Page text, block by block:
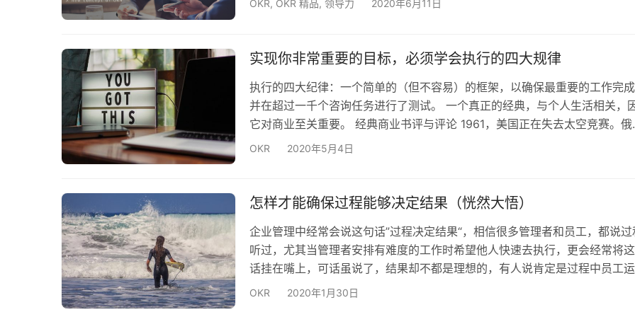
很火的幼儿园卖烧烤的自救行动。同样一个企业想要打破困境、迎难而上，离
OKR, OKR 精品, 领导力 2020年6月11日
实现你非常重要的目标，必须学会执行的四大规律
执行的四大纪律：一个简单的（但不容易）的框架，以确保最重要的工作完成
并在超过一千个咨询任务进行了测试。 一个真正的经典，与个人生活相关，
它对商业至关重要。 经典商业书评与评论 1961，美国正在失去太空竞赛。俄
人在大气中发射了人造卫星、Laika和Yuri Gagarin。 尽管有强大的投资和人
类登上月球并安全返回地球的目标。” –肯…
OKR 2020年5月4日
怎样才能确保过程能够决定结果（恍然大悟）
企业管理中经常会说这句话”过程决定结果“，相信很多管理者和员工，都说过
听过，尤其当管理者安排有难度的工作时希望他人快速去执行，更会经常将
话挂在嘴上，可话虽说了，结果却不都是理想的，有人说肯定是过程中员工运
的方法不对，嗯，这确实是一个原因，但是除此之外还有其他造成结果偏差的
OKR 2020年1月30日